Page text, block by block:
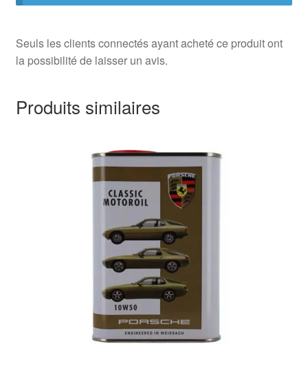
Seuls les clients connectés ayant acheté ce produit ont
la possibilité de laisser un avis.
Produits similaires